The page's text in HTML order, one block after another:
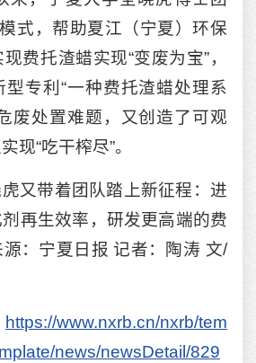
式，帮助夏江（宁夏）环保
费托渣蜡实现“变废为宝”，
专利“一种费托渣蜡处理系
废处置难题，又创造了可观
现“吃干榨尽”。
又带着团队踏上新征程：进
再生效率，研发更高端的费
：宁夏日报 记者：陶涛 文/
https://www.nxrb.cn/nxrb/tem
news/newsDetail/829